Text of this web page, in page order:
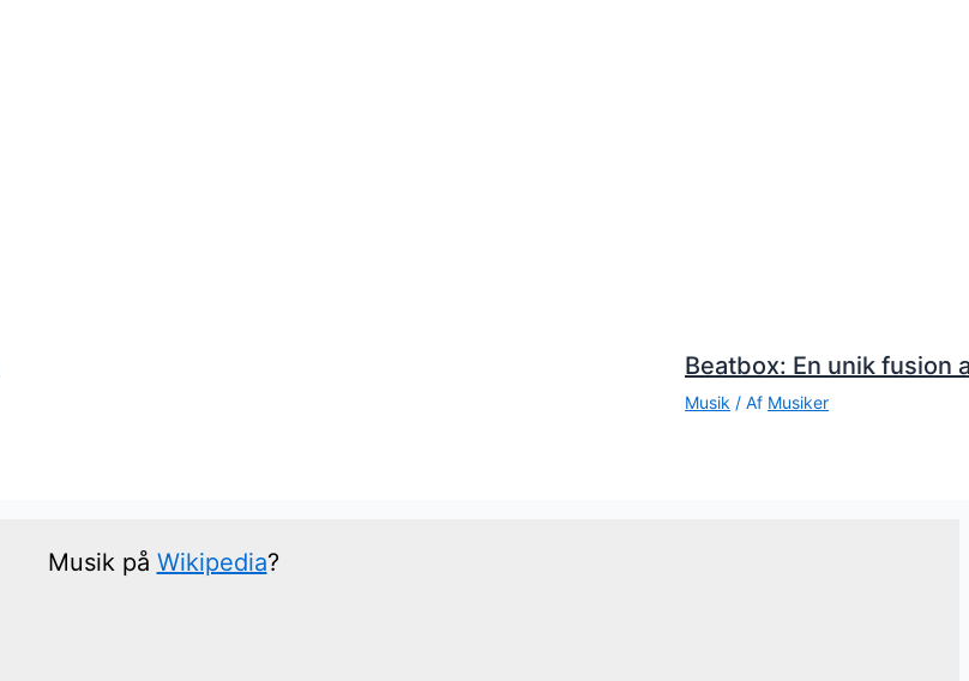
Beatbox: En unik fusion
Musik / Af Musiker
Musik på Wikipedia?